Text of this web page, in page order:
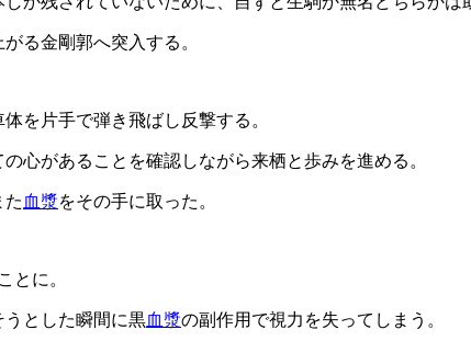
る金剛郭へ突入する。
を片手で弾き飛ばし反撃する。
心があることを確認しながら来栖と歩みを進める。
た 血漿をその手に取った。
とに。
とした瞬間に黒血漿の副作用で視力を失ってしまう。